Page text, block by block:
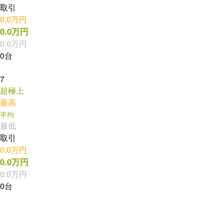
取引
0.0万円
0.0万円
0.0万円
0台
7
超極上
最高
平均
最低
取引
0.0万円
0.0万円
0.0万円
0台